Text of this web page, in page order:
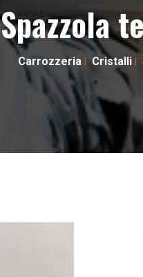
Spazzola
Carrozzeria Cristalli